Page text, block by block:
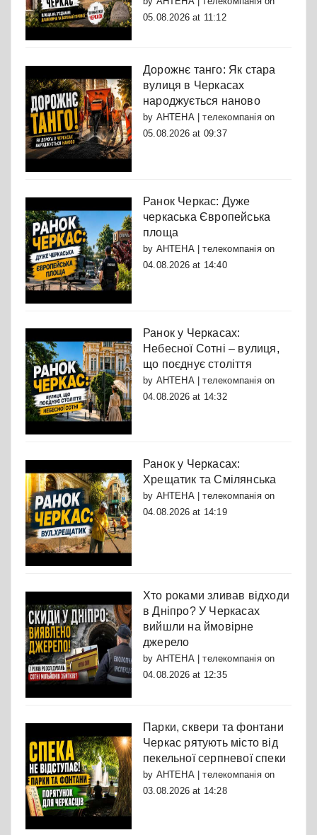
05.08.2026 at 11:12
Дорожнє танго: Як стара
вулиця в Черкасах
народжується наново
by АНТЕНА | телекомпаніяon
05.08.2026 at 09:37
Ранок Черкас: Дуже
черкаська Європейська
площа
by АНТЕНА | телекомпаніяon
04.08.2026 at 14:40
Ранок у Черкасах:
Небесної Сотні – вулиця,
що поєднує століття
by АНТЕНА | телекомпаніяon
04.08.2026 at 14:32
Ранок у Черкасах:
Хрещатик та Смілянська
by АНТЕНА | телекомпаніяon
04.08.2026 at 14:19
Хто роками зливав відходи
в Дніпро? У Черкасах
вийшли на ймовірне
джерело
by АНТЕНА | телекомпаніяon
04.08.2026 at 12:35
Парки, сквери та фонтани
Черкас рятують місто від
пекельної серпневої спеки
by АНТЕНА | телекомпаніяon
03.08.2026 at 14:28